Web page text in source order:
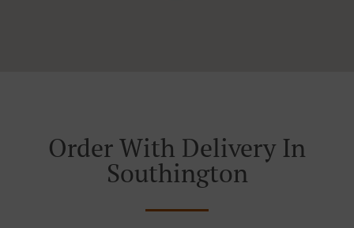
Order With Delivery In
Southington